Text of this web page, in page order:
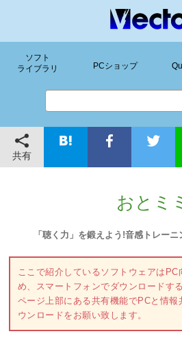
ソフト
ライブラリ
PCショップ
共有
おとミ
「聴く力」を鍛えよう!音感トレー
ここで紹介しているソフトウェアは
め、スマートフォンでダウンロードす
ページ上部にある共有機能でPCと情
ウンロードをお願い致します。